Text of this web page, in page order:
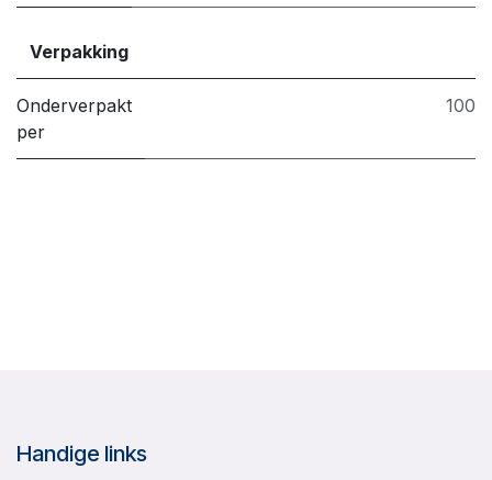
Verpakking
Onderverpakt
per
100
Handige links